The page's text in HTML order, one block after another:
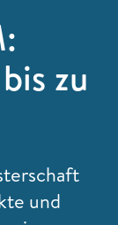
zu
und